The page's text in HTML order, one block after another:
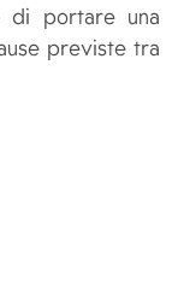
di portare una
previste tra